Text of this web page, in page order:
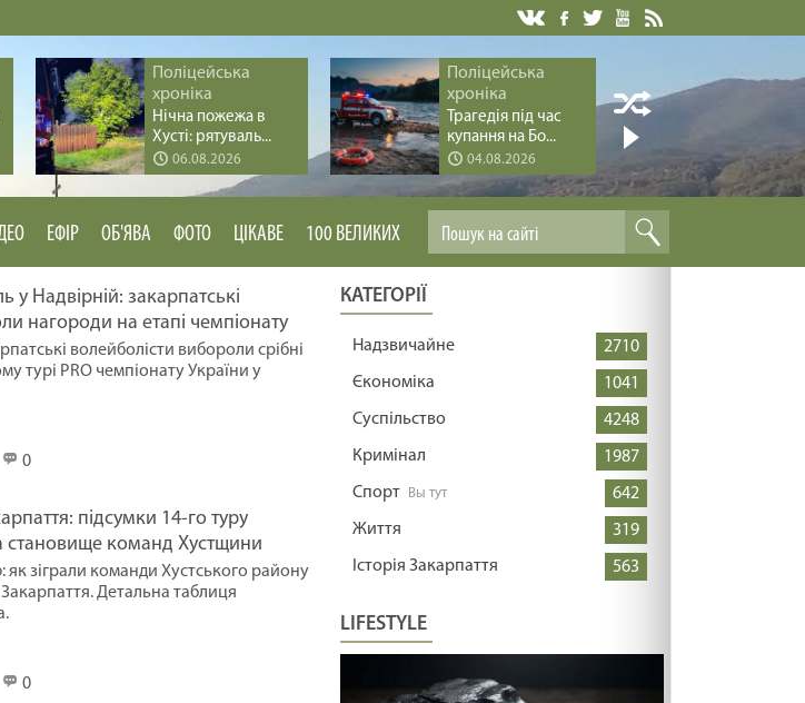
Поліцейська
хроніка
Нічна пожежа в
Хусті: рятуваль...
06.08.2026
Поліцейська
хроніка
Трагедія під час
купання на Бо...
04.08.2026
Історія
ЕФІР ОБ'ЯВА ФОТО ЦІКАВЕ 100 ВЕЛИКИХ
у Надвірній: закарпатські
нагороди на етапі чемпіонату
0
волейболісти вибороли срібні
турі PRO чемпіонату України у
підсумки 14-го туру
становище команд Хустщини
0
зіграли команди Хустського району
Детальна таблиця
КАТЕГОРІЇ
Надзвичайне
2710
Єкономіка
1041
Суспільство
4248
Кримінал
1987
Спорт
642
Життя
319
Історія Закарпаття
563
LIFESTYLE